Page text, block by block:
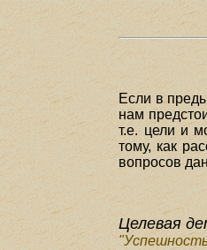
Если в
нам
т.е. цели и
тому, как
вопросов
Целевая